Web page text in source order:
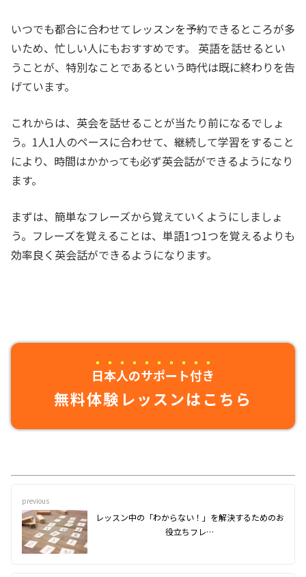
いつでも都合に合わせてレッスンを予約できるところが多
いため、忙しい人にもおすすめです。 英語を話せるとい
うことが、特別なことであるという時代は既に終わりを告
げています。
これからは、英会を話せることが当たり前になるでしょ
う。1人1人のペースに合わせて、継続して学習をすること
により、時間はかかっても必ず英会話ができるようになり
ます。
まずは、簡単なフレーズから覚えていくようにしましょ
う。フレーズを覚えることは、単語1つ1つを覚えるよりも
効率良く英会話ができるようになります。
日本人のサポート付き
無料体験レッスンはこちら
previous
レッスン中の「わからない！」を解決するためのお
役立ちフレ…